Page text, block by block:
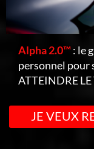
Alpha 2.0™: le
personnel pour
ATTEINDRE LE
JE VEUX